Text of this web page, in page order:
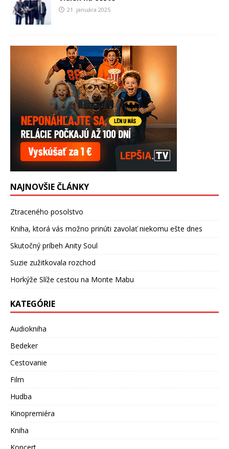
21. januára 2025
NAJNOVŠIE ČLÁNKY
Ztraceného posolstvo
Kniha, ktorá vás možno prinúti zavolať niekomu ešte dnes
Skutočný príbeh Anity Soul
Suzie zužitkovala rozchod
Horkýže Slíže cestou na Monte Mabu
KATEGÓRIE
Audiokniha
Bedeker
Cestovanie
Film
Hudba
Kinopremiéra
Kniha
Koncert